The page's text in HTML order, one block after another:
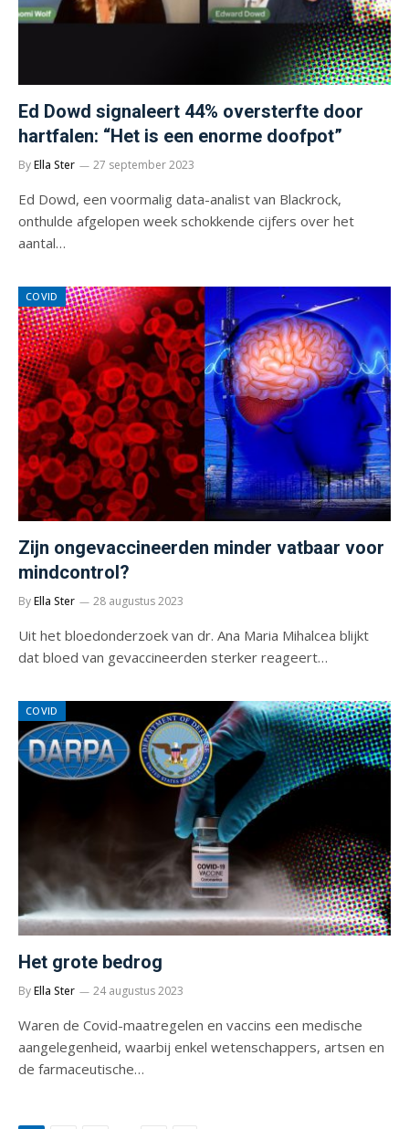
Ed Dowd signaleert 44% oversterfte door
hartfalen: “Het is een enorme doofpot”
ByElla Ster 27 september 2023
Ed Dowd, een voormalig data-analist van Blackrock,
onthulde afgelopen week schokkende cijfers over het
aantal…
COVID
Zijn ongevaccineerden minder vatbaar voor
mindcontrol?
ByElla Ster 28 augustus 2023
Uit het bloedonderzoek van dr. Ana Maria Mihalcea blijkt
dat bloed van gevaccineerden sterker reageert…
COVID
Het grote bedrog
ByElla Ster 24 augustus 2023
Waren de Covid-maatregelen en vaccins een medische
aangelegenheid, waarbij enkel wetenschappers, artsen en
de farmaceutische…